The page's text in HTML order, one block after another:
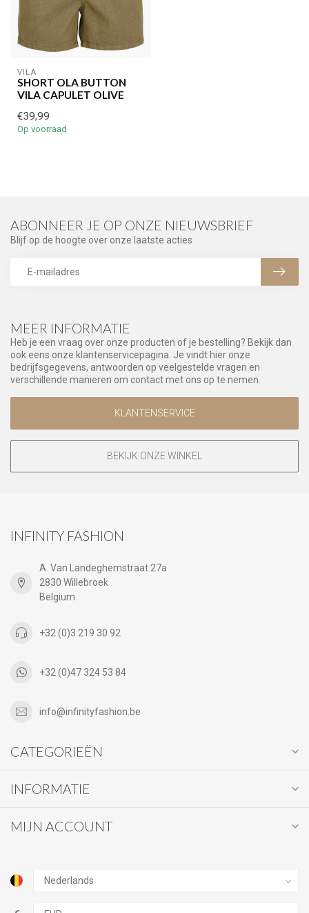
VILA
SHORT OLA BUTTON
VILA CAPULET OLIVE
€39,99
Op voorraad
MEER INFORMATIE
Heb je een vraag over onze producten of je bestelling? Bekijk dan
ook eens onze klantenservicepagina. Je vindt hier onze
bedrijfsgegevens, antwoorden op veelgestelde vragen en
verschillende manieren om contact met ons op te nemen.
KLANTENSERVICE
BEKIJK ONZE WINKEL
ABONNEER JE OP ONZE NIEUWSBRIEF
Blijf op de hoogte over onze laatste acties
INFINITY FASHION
A. Van Landeghemstraat 27a
2830 Willebroek
Belgium
+32 (0)3 219 30 92
+32 (0)47 324 53 84
info@infinityfashion.be
CATEGORIEËN
INFORMATIE
MIJN ACCOUNT